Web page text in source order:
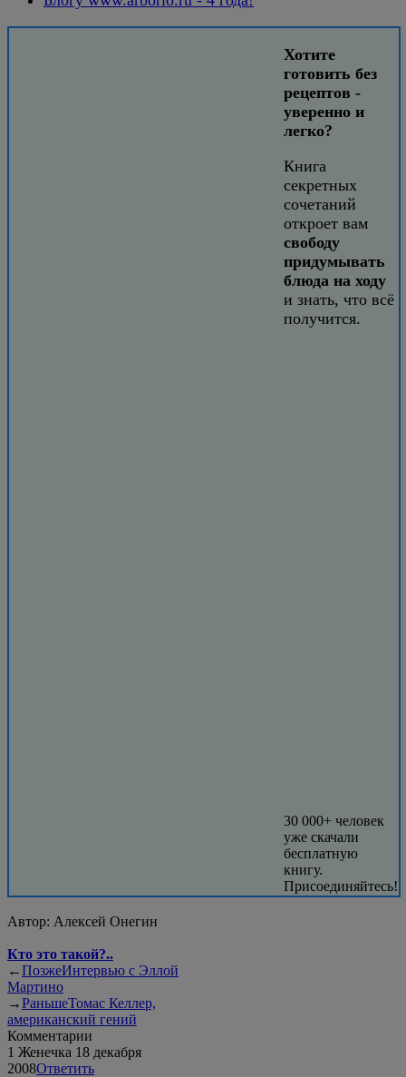
Хотите
готовить без
рецептов -
уверенно и
легко?
Книга
секретных
сочетаний
откроет вам
свободу
придумывать
блюда на ходу
и знать, что всё
получится.
30 000+ человек
уже скачали
бесплатную
книгу.
Присоединяйтесь!
Автор: Алексей Онегин
Кто это такой?..
←ПозжеИнтервью с Эллой
Мартино
→РаньшеТомас Келлер,
американский гений
Комментарии
1 Женечка 18 декабря
2008Ответить